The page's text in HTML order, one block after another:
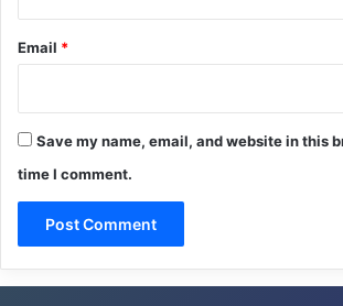
Email *
Save my name, email, and website in this
time I comment.